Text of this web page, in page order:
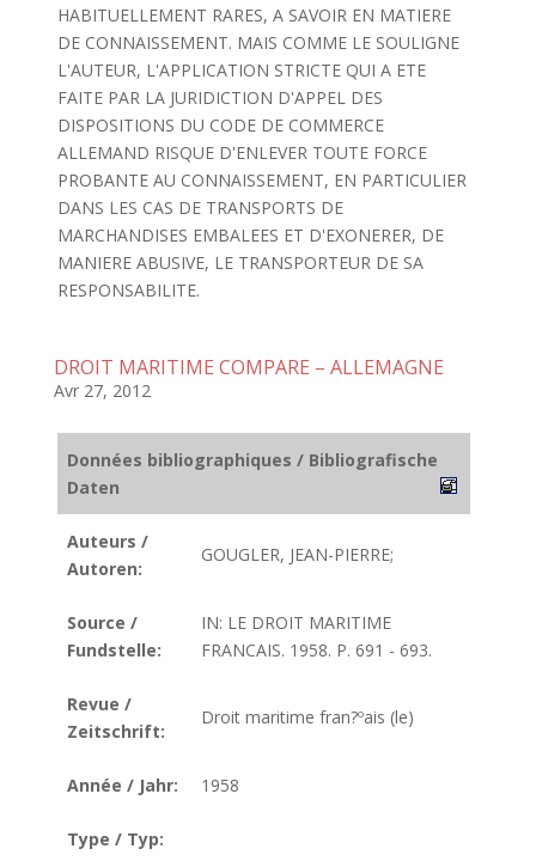
HABITUELLEMENT RARES, A SAVOIR EN MATIERE
DE CONNAISSEMENT. MAIS COMME LE SOULIGNE
L'AUTEUR, L'APPLICATION STRICTE QUI A ETE
FAITE PAR LA JURIDICTION D'APPEL DES
DISPOSITIONS DU CODE DE COMMERCE
ALLEMAND RISQUE D'ENLEVER TOUTE FORCE
PROBANTE AU CONNAISSEMENT, EN PARTICULIER
DANS LES CAS DE TRANSPORTS DE
MARCHANDISES EMBALEES ET D'EXONERER, DE
MANIERE ABUSIVE, LE TRANSPORTEUR DE SA
RESPONSABILITE.
DROIT MARITIME COMPARE – ALLEMAGNE
Avr 27, 2012
Données bibliographiques / Bibliografische
Daten
Auteurs /
Autoren:
GOUGLER, JEAN-PIERRE;
Source /
Fundstelle:
IN: LE DROIT MARITIME
FRANCAIS. 1958. P. 691 - 693.
Revue /
Zeitschrift:
Droit maritime fran?ºais (le)
Année / Jahr: 1958
Type / Typ: